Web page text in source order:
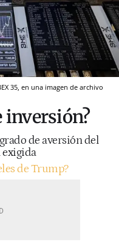
35, en una imagen de archivo
inversión?
de aversión del
de Trump?